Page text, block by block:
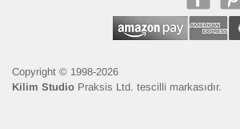
Copyright © 1998-2026
Kilim Studio Praksis Ltd. tescilli markasıdır.